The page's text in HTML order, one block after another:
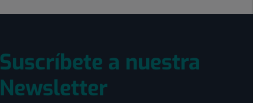
Suscríbete a nuestra
Newsletter